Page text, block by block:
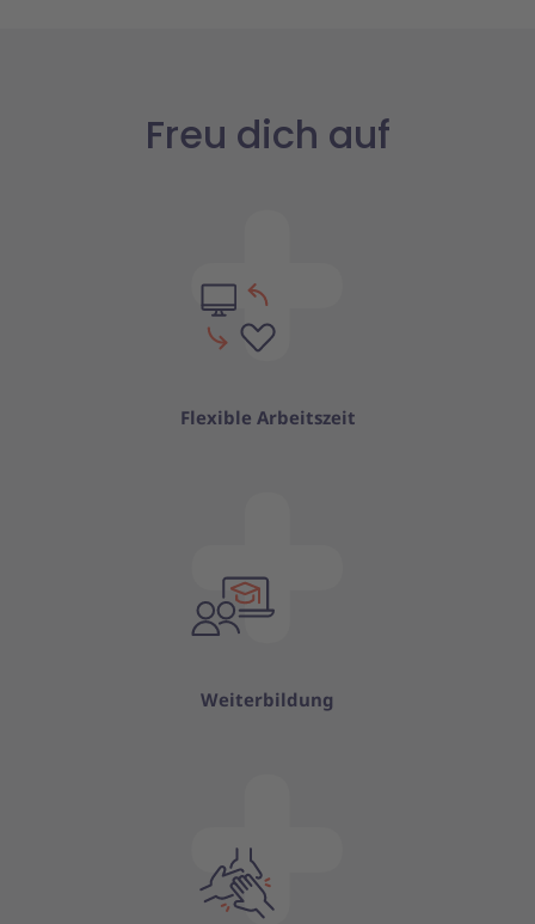
Freu dich auf
Flexible Arbeitszeit
Weiterbildung